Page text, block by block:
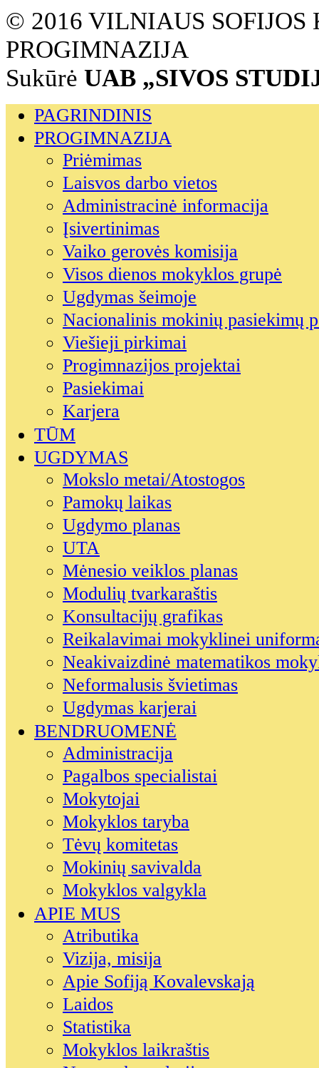
© 2016 VILNIAUS SOFIJOS
PROGIMNAZIJA
Sukūrė UAB „SIVOS
PAGRINDINIS
PROGIMNAZIJA
Priėmimas
Laisvos darbo vietos
Administracinė informacija
Įsivertinimas
Vaiko gerovės komisija
Visos dienos mokyklos grupė
Ugdymas šeimoje
Nacionalinis mokinių pasiekimų
Viešieji pirkimai
Progimnazijos projektai
Pasiekimai
Karjera
TŪM
UGDYMAS
Mokslo metai/Atostogos
Pamokų laikas
Ugdymo planas
UTA
Mėnesio veiklos planas
Modulių tvarkaraštis
Konsultacijų grafikas
Reikalavimai mokyklinei
Neakivaizdinė matematikos
Neformalusis švietimas
Ugdymas karjerai
BENDRUOMENĖ
Administracija
Pagalbos specialistai
Mokytojai
Mokyklos taryba
Tėvų komitetas
Mokinių savivalda
Mokyklos valgykla
APIE MUS
Atributika
Vizija, misija
Apie Sofiją Kovalevskają
Laidos
Statistika
Mokyklos laikraštis